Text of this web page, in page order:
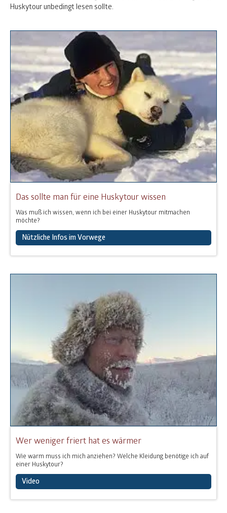
Huskytour unbedingt lesen sollte.
Das sollte man für eine Huskytour wissen
Was muß ich wissen, wenn ich bei einer Huskytour mitmachen
möchte?
Nützliche Infos im Vorwege
Wer weniger friert hat es wärmer
Wie warm muss ich mich anziehen? Welche Kleidung benötige ich auf
einer Huskytour?
Video